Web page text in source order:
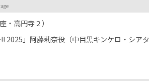
・高円寺２）
2025」阿藤莉奈役（中目黒キンケロ・シアタ